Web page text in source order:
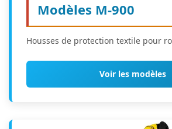
Modèles M-900
Housses de protection textile pour
Voir les modèles